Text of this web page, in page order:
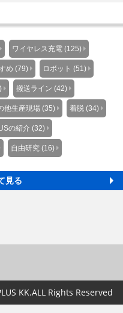
ワイヤレス充電 (125)
め (79) ロボット (51)
搬送ライン (42)
他生産現場 (35) 着脱 (34)
の紹介 (32)
自由研究 (16)
見る
KK.ALL Rights Reserved